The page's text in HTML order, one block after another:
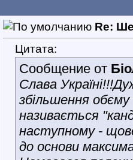
Re:
Цитата:
Сообщение от
Слава
збільшення обєму
називається
наступному -
до основи